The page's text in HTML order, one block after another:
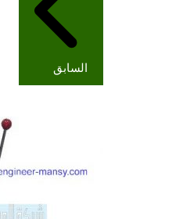
السابق